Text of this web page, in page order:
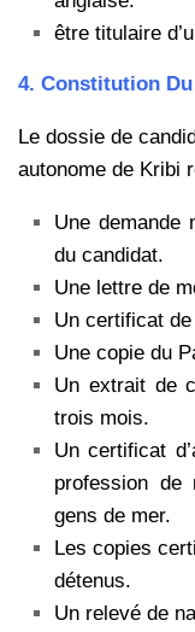
être titulaire
4. Constitution
Le dossie de
autonome de Kribi
Une demande
du candidat.
Une lettre de
Un certificat
Une copie du
Un extrait de
trois mois.
Un certificat
profession de
gens de mer.
Les copies
détenus.
Un relevé de